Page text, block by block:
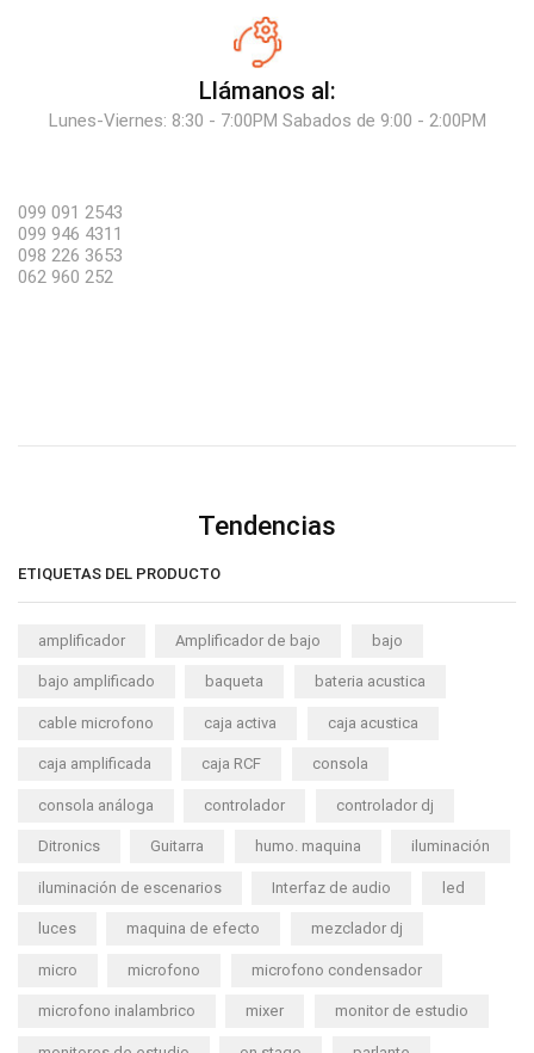
Llámanos al:
Lunes-Viernes: 8:30 - 7:00PM Sabados de 9:00 - 2:00PM
099 091 2543
099 946 4311
098 226 3653
062 960 252
Tendencias
ETIQUETAS DEL PRODUCTO
amplificador Amplificador de bajo bajo
bajo amplificado baqueta bateria acustica
cable microfono caja activa caja acustica
caja amplificada caja RCF consola
consola análoga controlador controlador dj
Ditronics Guitarra humo. maquina iluminación
iluminación de escenarios Interfaz de audio led
luces maquina de efecto mezclador dj
micro microfono microfono condensador
microfono inalambrico mixer monitor de estudio